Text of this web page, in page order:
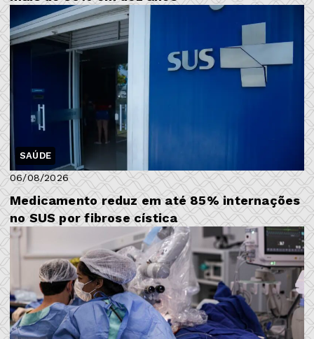
SAÚDE
06/08/2026
Medicamento reduz em até 85% internações
no SUS por fibrose cística